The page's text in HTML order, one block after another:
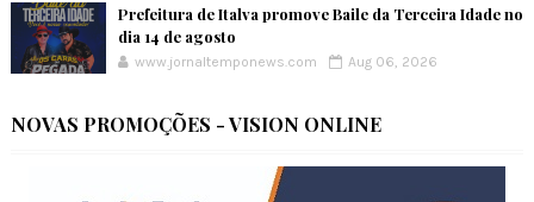
Prefeitura de Italva promove Baile da Terceira Idade no
dia 14 de agosto
www.jornaltemponews.com Aug 06, 2026
NOVAS PROMOÇÕES - VISION ONLINE